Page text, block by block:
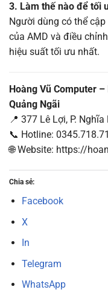
3. Làm thế nào để tối
Người dùng có thể
của AMD và điều
hiệu suất tối ưu nhất.
Hoàng Vũ Computer
Quảng Ngãi
📍 377 Lê Lợi, P.
📞 Hotline:
🌐 Website: https://
Chia sẻ:
Facebook
X
In
Telegram
WhatsApp